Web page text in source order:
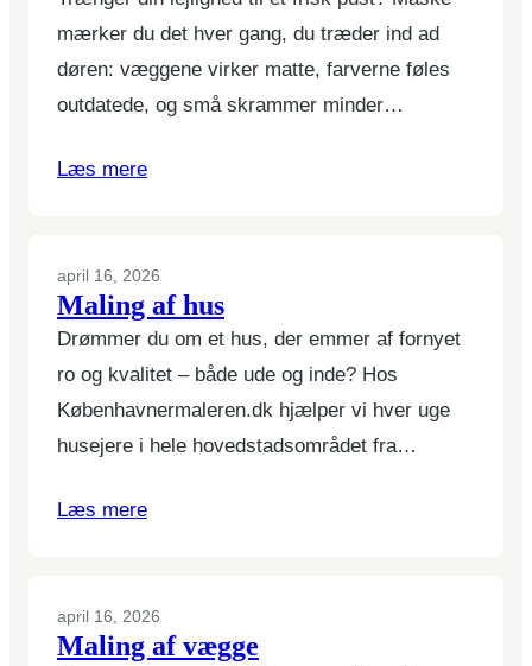
mærker du det hver gang, du træder ind ad
døren: væggene virker matte, farverne føles
outdatede, og små skrammer minder…
Læs mere
april 16, 2026
Maling af hus
Drømmer du om et hus, der emmer af fornyet
ro og kvalitet – både ude og inde? Hos
Københavnermaleren.dk hjælper vi hver uge
husejere i hele hovedstadsområdet fra…
Læs mere
april 16, 2026
Maling af vægge